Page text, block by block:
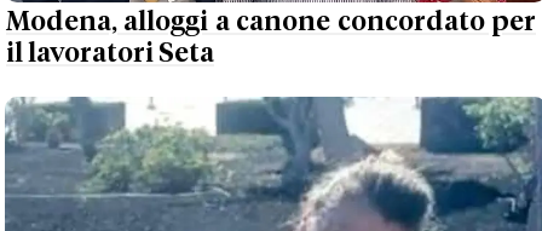
Modena, alloggi a canone concordato per
il lavoratori Seta